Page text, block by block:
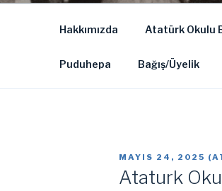
Hakkımızda Atatürk Okulu
Puduhepa Bağış/Üyelik
YAYIM
MAYIS 24, 2025 (
Ataturk